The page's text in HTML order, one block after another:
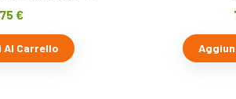
€
Al Carrello